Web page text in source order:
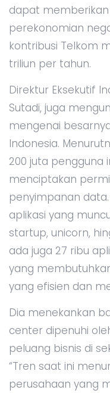
dapat memberikan
perekonomian
kontribusi Telkom
triliun per tahun.
Direktur Eksekutif
Sutadi, juga
mengenai
Indonesia.
200 juta pengguna
menciptakan
penyimpanan
aplikasi yang
startup, unicorn,
ada juga 27 ribu
yang
yang efisien dan
Dia menekankan
center dipenuhi
peluang bisnis di
“Tren saat ini
perusahaan yang